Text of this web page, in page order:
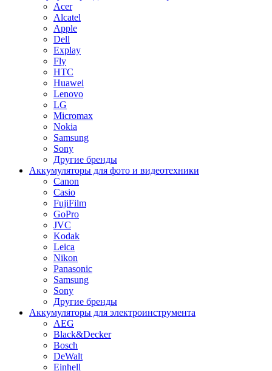
Acer
Alcatel
Apple
Dell
Explay
Fly
HTC
Huawei
Lenovo
LG
Micromax
Nokia
Samsung
Sony
Другие бренды
Аккумуляторы для фото и видеотехники
Canon
Casio
FujiFilm
GoPro
JVC
Kodak
Leica
Nikon
Panasonic
Samsung
Sony
Другие бренды
Аккумуляторы для электроинструмента
AEG
Black&Decker
Bosch
DeWalt
Einhell